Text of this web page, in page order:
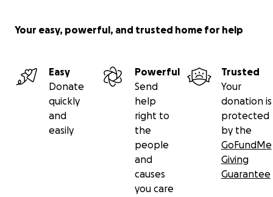
Your easy, powerful, and trusted home for help
Easy
Donate
quickly
and
easily
Powerful
Send
help
right to
the
people
and
causes
you care
Trusted
Your
donation is
protected
by the
GoFundMe
Giving
Guarantee